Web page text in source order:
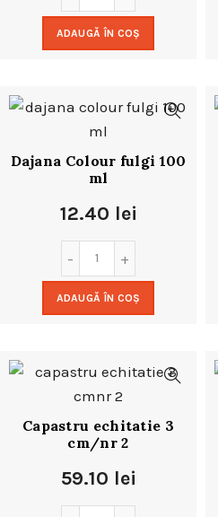
ADAUGĂ ÎN COȘ
Dajana Colour fulgi 100
ml
12.40 lei
ADAUGĂ ÎN COȘ
Capastru echitatie 3
cm/nr 2
59.10 lei